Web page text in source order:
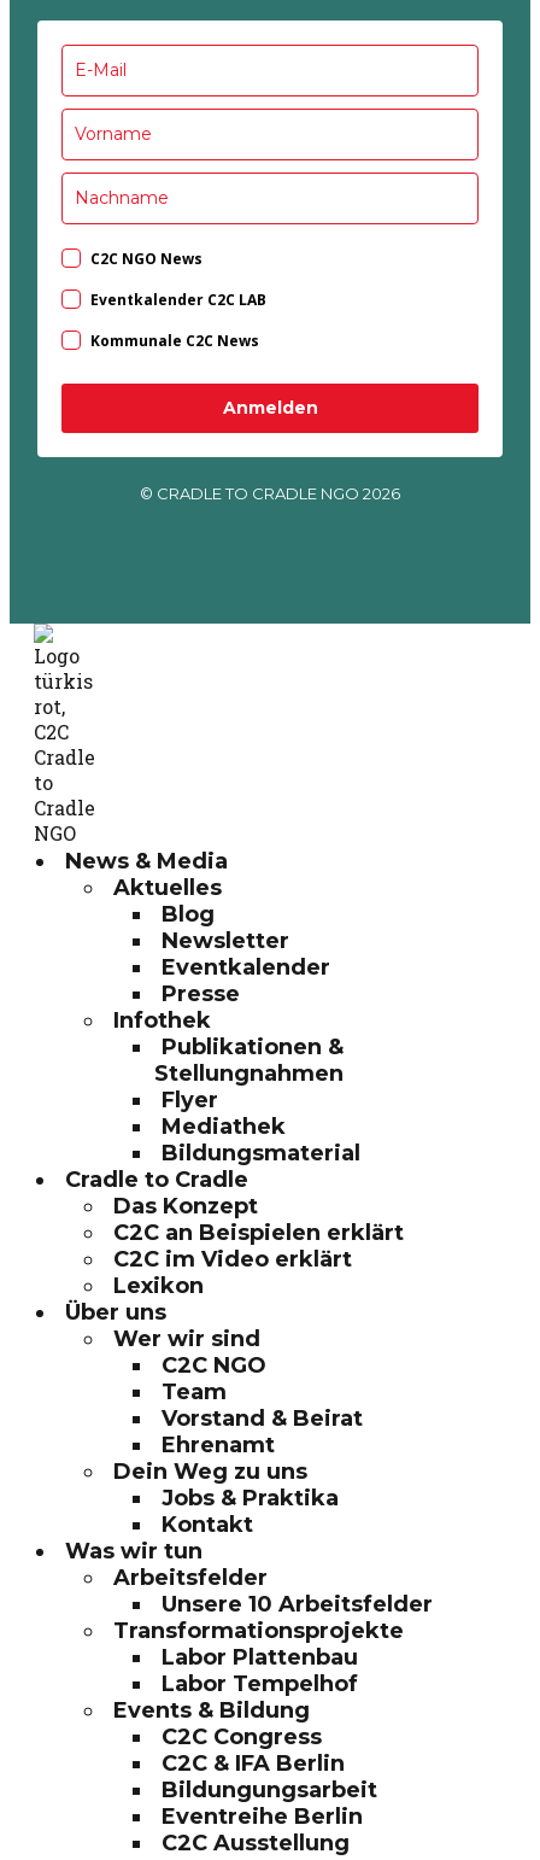
C2C NGO News
Eventkalender C2C LAB
Kommunale C2C News
Anmelden
© CRADLE TO CRADLE NGO 2026
News & Media
Aktuelles
Blog
Newsletter
Eventkalender
Presse
Infothek
Publikationen &
Stellungnahmen
Flyer
Mediathek
Bildungsmaterial
Cradle to Cradle
Das Konzept
C2C an Beispielen erklärt
C2C im Video erklärt
Lexikon
Über uns
Wer wir sind
C2C NGO
Team
Vorstand & Beirat
Ehrenamt
Dein Weg zu uns
Jobs & Praktika
Kontakt
Was wir tun
Arbeitsfelder
Unsere 10 Arbeitsfelder
Transformationsprojekte
Labor Plattenbau
Labor Tempelhof
Events & Bildung
C2C Congress
C2C & IFA Berlin
Bildungungsarbeit
Eventreihe Berlin
C2C Ausstellung